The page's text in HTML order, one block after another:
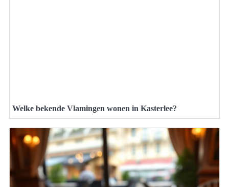
Welke bekende Vlamingen wonen in Kasterlee?